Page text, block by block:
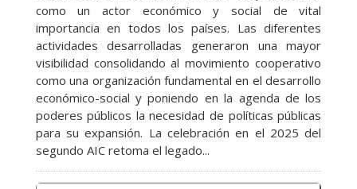
como un actor económico y social de vital
importancia en todos los países. Las diferentes
actividades desarrolladas generaron una mayor
visibilidad consolidando al movimiento cooperativo
como una organización fundamental en el desarrollo
económico-social y poniendo en la agenda de los
poderes públicos la necesidad de políticas públicas
para su expansión. La celebración en el 2025 del
segundo AIC retoma el legado...